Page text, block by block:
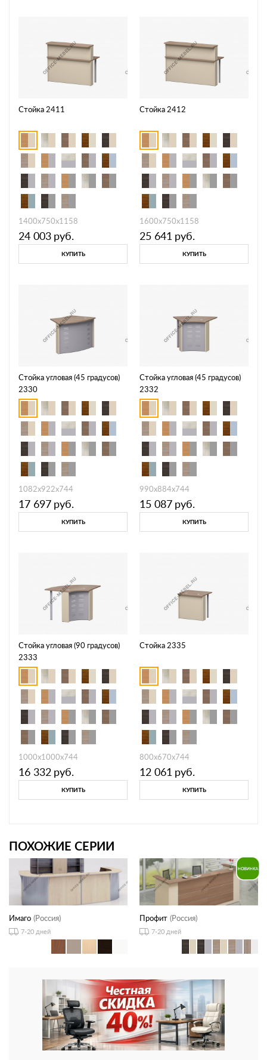
Стойка 2411
1400х750x1158
24 003 руб.
КУПИТЬ
Стойка 2412
1600х750х1158
25 641 руб.
КУПИТЬ
Стойка угловая (45 градусов)
2330
1082х922х744
17 697 руб.
КУПИТЬ
Стойка угловая (45 градусов)
2332
990х884х744
15 087 руб.
КУПИТЬ
Стойка угловая (90 градусов)
2333
1000х1000х744
16 332 руб.
КУПИТЬ
Стойка 2335
800х670х744
12 061 руб.
КУПИТЬ
ПОХОЖИЕ СЕРИИ
Имаго (Россия)
7-20 дней
Профит (Россия)
7-20 дней